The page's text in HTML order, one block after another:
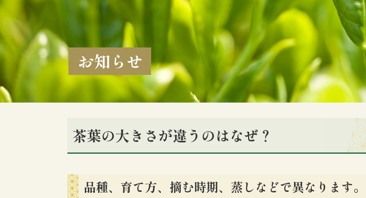
お知らせ
茶葉の大きさが違うのはなぜ？
品種、育て方、摘む時期、蒸しなどで異なります。